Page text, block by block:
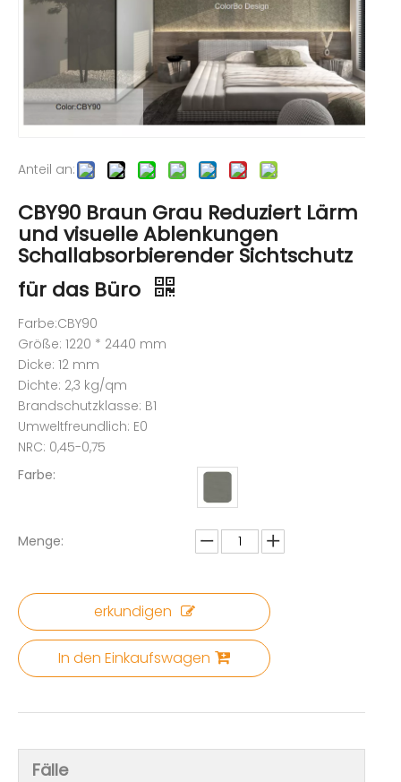
Anteil an:
CBY90 Braun Grau Reduziert Lärm
und visuelle Ablenkungen
Schallabsorbierender Sichtschutz
für das Büro
Farbe:CBY90
Größe: 1220 * 2440 mm
Dicke: 12 mm
Dichte: 2,3 kg/qm
Brandschutzklasse: B1
Umweltfreundlich: E0
NRC: 0,45-0,75
Farbe:
Menge:
erkundigen
In den Einkaufswagen
Fälle